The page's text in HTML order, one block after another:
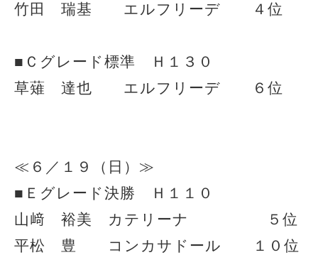
竹田 瑞基 エルフリーデ ４位
■Ｃグレード標準 Ｈ１３０
草薙 達也 エルフリーデ ６位
≪６／１９（日）≫
■Ｅグレード決勝 Ｈ１１０
山﨑 裕美 カテリーナ ５位
平松 豊 コンカサドール １０位